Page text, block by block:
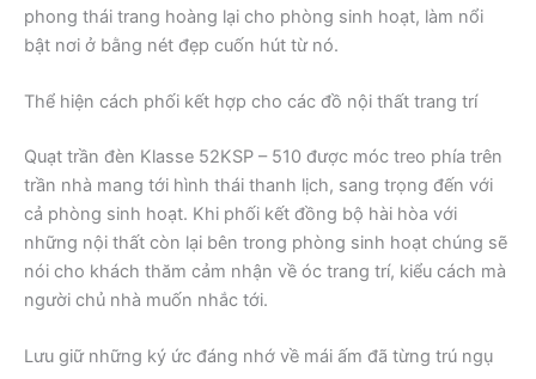
phong thái trang hoàng lại cho phòng sinh hoạt, làm nổi
bật nơi ở bằng nét đẹp cuốn hút từ nó.
Thể hiện cách phối kết hợp cho các đồ nội thất trang trí
Quạt trần đèn Klasse 52KSP – 510 được móc treo phía trên
trần nhà mang tới hình thái thanh lịch, sang trọng đến với
cả phòng sinh hoạt. Khi phối kết đồng bộ hài hòa với
những nội thất còn lại bên trong phòng sinh hoạt chúng sẽ
nói cho khách thăm cảm nhận về óc trang trí, kiểu cách mà
người chủ nhà muốn nhắc tới.
Lưu giữ những ký ức đáng nhớ về mái ấm đã từng trú ngụ